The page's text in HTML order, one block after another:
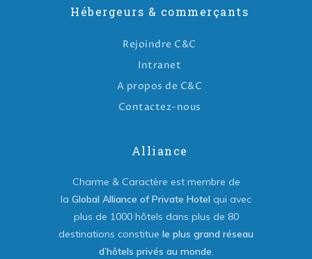
Hébergeurs & commerçants
Rejoindre C&C
Intranet
A propos de C&C
Contactez-nous
Alliance
Charme & Caractère est membre de
la Global Alliance of Private Hotel qui avec
plus de 1000 hôtels dans plus de 80
destinations constitue le plus grand réseau
d’hôtels privés au monde.